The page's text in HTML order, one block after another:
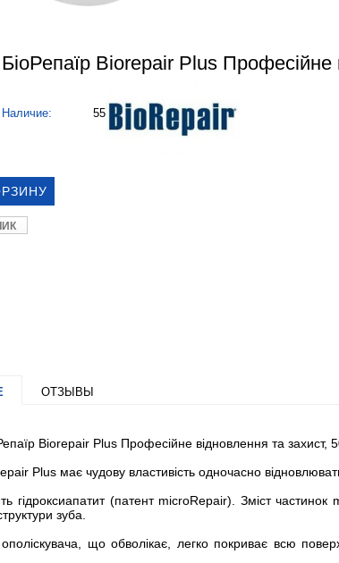
Biorepair Plus
Наличие: 55
ОТЗЫВЫ
Biorepair Plus Професійне відновлення та захист,
Plus має чудову властивість одночасно
гідроксиапатит (патент microRepair). Зміст частинок
зуба.
ополіскувача, що обволікає, легко покриває всю